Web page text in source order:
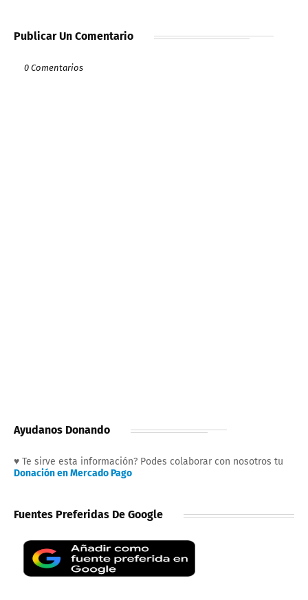
Publicar Un Comentario
0 Comentarios
Ayudanos Donando
♥ Te sirve esta información? Podes colaborar con nosotros tu
Donación en Mercado Pago
Fuentes Preferidas De Google